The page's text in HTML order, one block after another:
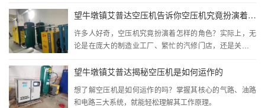
望牛墩镇艾普达空压机告诉你空压机究竟扮演着什么角色
许多人好奇，空压机究竟扮演着怎样的角色？实际上，无
论是在庞大的制造业工厂、繁忙的汽修门店，还是关键的
望牛墩镇艾普达揭秘空压机是如何运作的
想了解空压机是如何运作的吗？掌握其核心的气路、油路
和电路三大系统，就能轻松理解其工作原理。